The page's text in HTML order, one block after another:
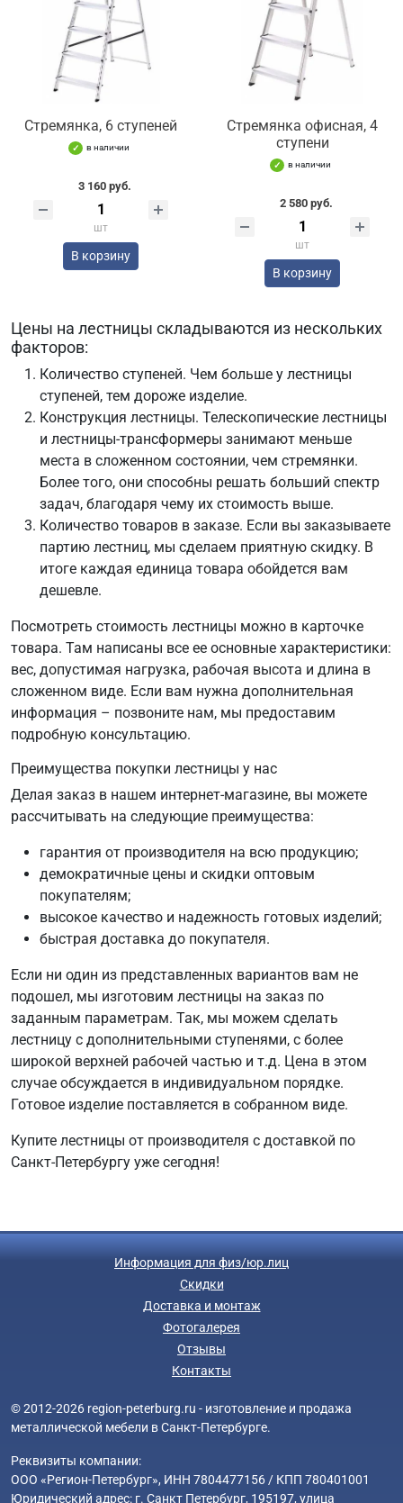
Стремянка, 6 ступеней
в наличии
3 160 руб.
шт
В корзину
Стремянка офисная, 4
ступени
в наличии
2 580 руб.
шт
В корзину
Цены на лестницы складываются из нескольких
факторов:
Количество ступеней. Чем больше у лестницы
ступеней, тем дороже изделие.
Конструкция лестницы. Телескопические лестницы
и лестницы-трансформеры занимают меньше
места в сложенном состоянии, чем стремянки.
Более того, они способны решать больший спектр
задач, благодаря чему их стоимость выше.
Количество товаров в заказе. Если вы заказываете
партию лестниц, мы сделаем приятную скидку. В
итоге каждая единица товара обойдется вам
дешевле.
Посмотреть стоимость лестницы можно в карточке
товара. Там написаны все ее основные характеристики:
вес, допустимая нагрузка, рабочая высота и длина в
сложенном виде. Если вам нужна дополнительная
информация – позвоните нам, мы предоставим
подробную консультацию.
Преимущества покупки лестницы у нас
Делая заказ в нашем интернет-магазине, вы можете
рассчитывать на следующие преимущества:
гарантия от производителя на всю продукцию;
демократичные цены и скидки оптовым
покупателям;
высокое качество и надежность готовых изделий;
быстрая доставка до покупателя.
Если ни один из представленных вариантов вам не
подошел, мы изготовим лестницы на заказ по
заданным параметрам. Так, мы можем сделать
лестницу с дополнительными ступенями, с более
широкой верхней рабочей частью и т.д. Цена в этом
случае обсуждается в индивидуальном порядке.
Готовое изделие поставляется в собранном виде.
Купите лестницы от производителя с доставкой по
Санкт-Петербургу уже сегодня!
Информация для физ/юр.лиц
Скидки
Доставка и монтаж
Фотогалерея
Отзывы
Контакты
© 2012-2026 region-peterburg.ru - изготовление и продажа
металлической мебели в Санкт-Петербурге.
Реквизиты компании:
ООО «Регион-Петербург», ИНН 7804477156 / КПП 780401001
Юридический адрес: г. Санкт Петербург, 195197, улица